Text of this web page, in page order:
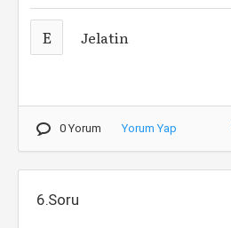
E Jelatin
0 Yorum Yorum Yap
6.Soru